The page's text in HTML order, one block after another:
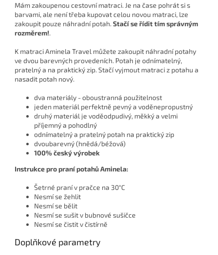
Mám zakoupenou cestovní matraci. Je na čase pohrát si s
barvami, ale není třeba kupovat celou novou matraci, lze
zakoupit pouze náhradní potah. Stačí se řídit tím správným
rozměrem!.
K matraci Aminela Travel můžete zakoupit náhradní potahy
ve dvou barevných provedeních. Potah je odnímatelný,
pratelný a na praktický zip. Stačí vyjmout matraci z potahu a
nasadit potah nový.
dva materiály - oboustranná použitelnost
jeden materiál perfektně pevný a voděnepropustný
druhý materiál je voděodpudivý, měkký a velmi
příjemný a pohodlný
odnímatelný a pratelný potah na praktický zip
dvoubarevný (hnědá/béžová)
100% český výrobek
Instrukce pro praní potahů Aminela:
Šetrné praní v pračce na 30°C
Nesmí se žehlit
Nesmí se bělit
Nesmí se sušit v bubnové sušičce
Nesmí se čistit v čistírně
Doplňkové parametry